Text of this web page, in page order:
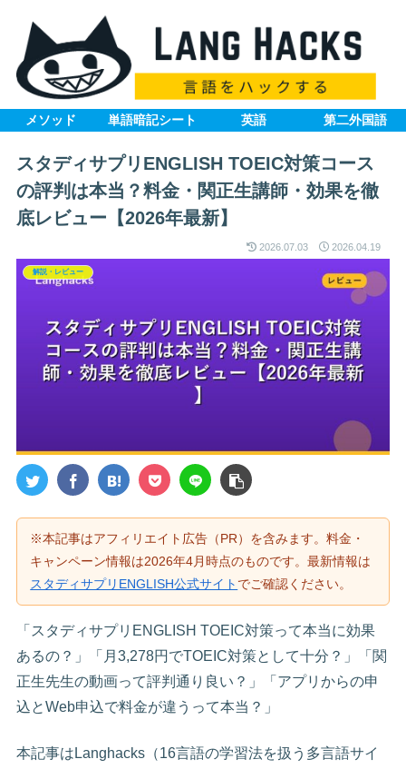
メソッド 単語暗記シート 英語 第二外国語
スタディサプリENGLISH TOEIC対策コース
の評判は本当？料金・関正生講師・効果を徹
底レビュー【2026年最新】
2026.07.03 2026.04.19
解説・レビュー
※本記事はアフィリエイト広告（PR）を含みます。料金・
キャンペーン情報は2026年4月時点のものです。最新情報は
スタディサプリENGLISH公式サイト でご確認ください。
「スタディサプリENGLISH TOEIC対策って本当に効果
あるの？」「月3,278円でTOEIC対策として十分？」「関
正生先生の動画って評判通り良い？」「アプリからの申
込とWeb申込で料金が違うって本当？」
本記事はLanghacks（16言語の学習法を扱う多言語サイ